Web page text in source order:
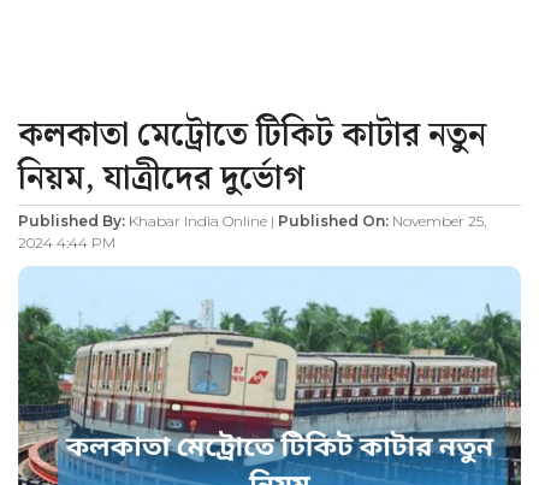
কলকাতা মেট্রোতে টিকিট কাটার নতুন
নিয়ম, যাত্রীদের দুর্ভোগ
Published By: Khabar India Online | Published On: November 25,
2024 4:44 PM